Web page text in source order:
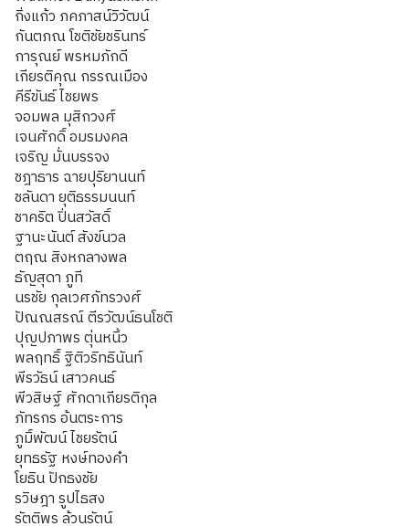
กิ่งแก้ว ภคภาสน์วิวัฒน์
กันตภณ โชติชัยชรินทร์
การุณย์ พรหมภักดี
เกียรติคุณ กรรณเมือง
คีรีขันธ์ ไชยพร
จอมพล มุสิกวงศ์
เจนศักดิ์ อมรมงคล
เจริญ มั่นบรรจง
ชฎาธาร ฉายปุริยานนท์
ชลันดา ยุติธรรมนนท์
ชาคริต ปิ่นสวัสดิ์
ฐานะนันต์ สังข์นวล
ตฤณ สิงหกลางพล
ธัญสุดา ภูที
นรชัย กุลเวศภัทรวงศ์
ปัณณสรณ์ ตีรวัฒน์ธนโชติ
ปุญปภาพร ตุ่นหนิ้ว
พลฤทธิ์ ฐิติวริทธินันท์
พีรวัธน์ เสาวคนธ์
พีวสิษฐ์ ศักดาเกียรติกุล
ภัทรกร อ้นตระการ
ภูมิ์พัฒน์ ไชยรัตน์
ยุทธรัฐ หงษ์ทองคำ
โยธิน ปักธงชัย
รวิษฎา รูปไธสง
รัตติพร ล้วนรัตน์